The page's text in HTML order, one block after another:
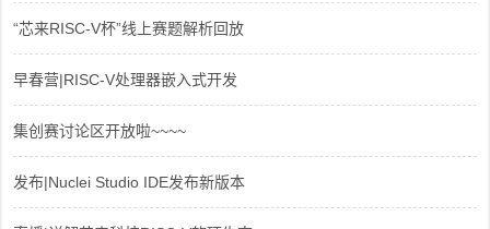
“芯来RISC-V杯”线上赛题解析回放
早春营|RISC-V处理器嵌入式开发
集创赛讨论区开放啦~~~~
发布|Nuclei Studio IDE发布新版本